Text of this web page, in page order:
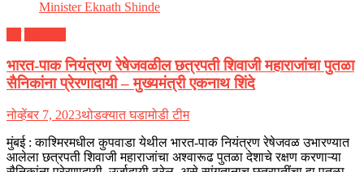
भारत-पाक नियंत्रण रेषेजवळील छत्रपती शिवाजी महाराजांचा पुतळा
सैनिकांना प्रेरणादायी – मुख्यमंत्री एकनाथ शिंदे
नोव्हेंबर 7, 2023थोडक्यात घडामोडी टीम
मुंबई : काश्मिरमधील कुपवाडा येथील भारत-पाक नियंत्रण रेषेजवळ उभारण्यात
आलेला छत्रपती शिवाजी महाराजांचा अश्वारूढ पुतळा देशाचे रक्षण करणाऱ्या